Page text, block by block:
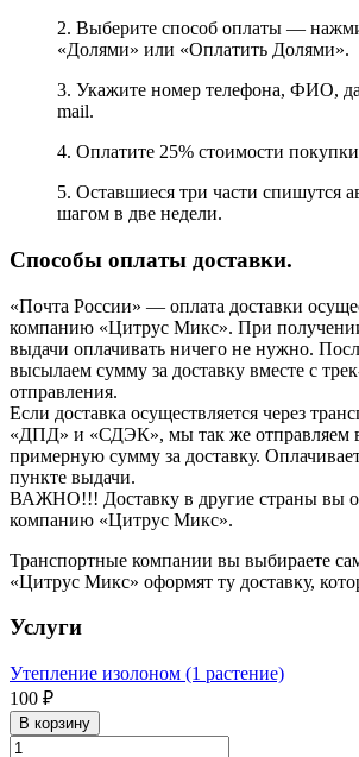
2. Выберите способ оплаты —
«Долями» или «Оплатить Долями».
3. Укажите номер телефона, ФИО,
mail.
4. Оплатите 25% стоимости
5. Оставшиеся три части спишутся
шагом в две недели.
Способы оплаты доставки.
«Почта России» — оплата доставки
компанию «Цитрус Микс». При
выдачи оплачивать ничего не нужно.
высылаем сумму за доставку вместе с
отправления.
Если доставка осуществляется через
«ДПД» и «СДЭК», мы так же отправляем
примерную сумму за доставку.
пункте выдачи.
ВАЖНО!!! Доставку в другие страны вы
компанию «Цитрус Микс».
Транспортные компании вы выбираете
«Цитрус Микс» оформят ту доставку,
Услуги
Утепление изолоном (1 растение)
100 ₽
В корзину